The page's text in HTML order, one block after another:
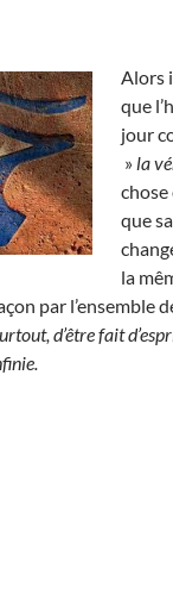
Alors
que
jour
» la
que
la
par l’ensemble
d’être fait